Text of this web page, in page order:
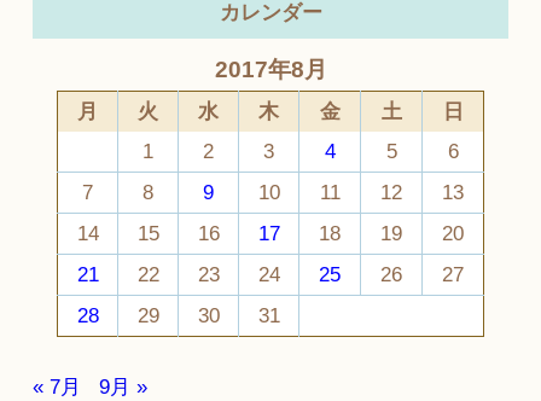
カレンダー
2017年8月
月 火 水 木 金 土
日
1
2 3 4 5
6
7
8 9 10 11 12
13
14
15 16 17 18 19
20
21
22 23 24 25 26
27
28
29 30 31
« 7月
9月 »